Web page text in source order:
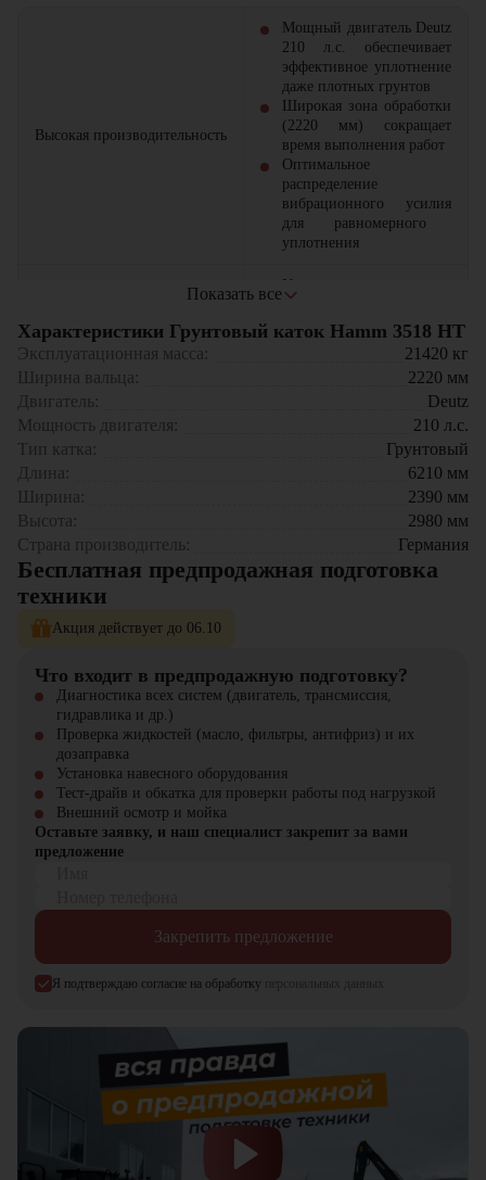
Высокая производительность
Мощный двигатель Deutz
210 л.с.
обеспечивает
эффективное уплотнение
даже плотных грунтов
Широкая зона обработки
(2220 мм) сокращает
время выполнения работ
Оптимальное
распределение
вибрационного усилия
для равномерного
уплотнения
Надежность и долговечность
Усиленная конструкция
интенсивные нагрузки
Износостойкие вальцыс
защитным покрытием
Немецкое качество
гарантирует
длительный срок службы
требования к
Универсальность
земляного
при
Подготовкиоснований
гидротехническом
строительстве
площадках и
Просторная кабинас
Эргономичное кресло
условиях
Низкий уровень шума и
Экономическая
эффективность
основных узлов
Соответствие
экологическим
Показать все
Характеристики Грунтовый каток Hamm 3518 HT
Эксплуатационная масса: 21420 кг
Ширина вальца:
2220 мм
Двигатель:
Deutz
Мощность двигателя:
210 л.с.
Тип катка:
Грунтовый
Длина:
6210 мм
Ширина:
2390 мм
Высота:
2980 мм
Страна производитель:
Германия
Бесплатная предпродажная подготовка
техники
Акция действует до 06.10
Что входит в предпродажную подготовку?
Диагностика всех систем (двигатель, трансмиссия,
гидравлика и др.)
Проверка жидкостей (масло, фильтры, антифриз) и их
дозаправка
Установка навесного оборудования
Тест-драйв и обкатка для проверки работы под нагрузкой
Внешний осмотр и мойка
Оставьте заявку, и наш специалист закрепит за вами
предложение
Закрепить предложение
Я подтверждаю согласие на обработку персональных данных